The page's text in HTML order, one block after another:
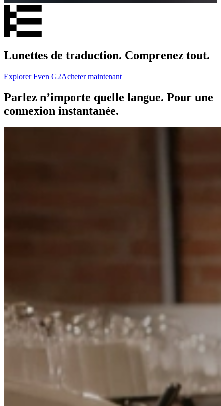
Lunettes de traduction. Comprenez tout.
Explorer Even G2Acheter maintenant
Parlez n’importe quelle langue. Pour une
connexion instantanée.